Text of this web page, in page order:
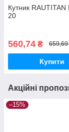
Кутник RAUTITAN
20
560,74 ₴ 659,69
Купити
Акційні
–15%